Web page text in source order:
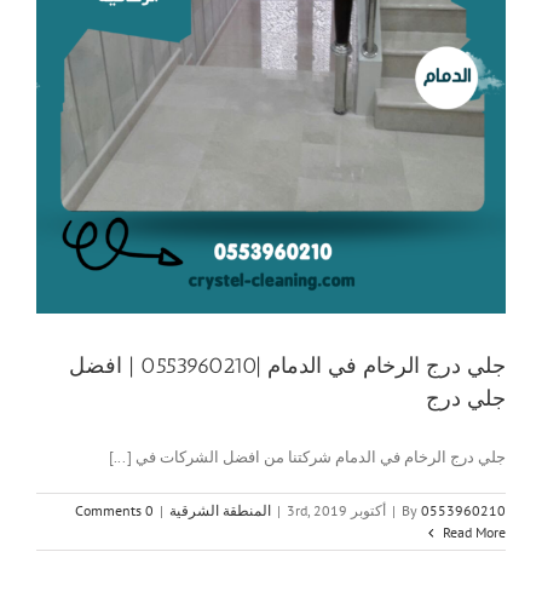
جلي درج الرخام في الدمام |0553960210 | افضل
جلي درج
جلي درج الرخام في الدمام شركتنا من افضل الشركات في [...]
By 0553960210
| أكتوبر 3rd, 2019 | المنطقة الشرقية |
0 Comments
Read More